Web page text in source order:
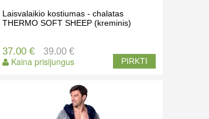
Laisvalaikio kostiumas - chalatas
THERMO SOFT SHEEP (kreminis)
37.00 €
Kaina prisijungus
39.00 €
PIRKTI